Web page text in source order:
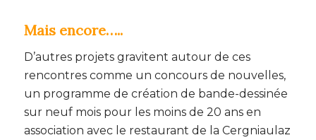
Mais encore…..
D’autres projets gravitent autour de ces
rencontres comme un concours de nouvelles,
un programme de création de bande-dessinée
sur neuf mois pour les moins de 20 ans en
association avec le restaurant de la Cergniaulaz